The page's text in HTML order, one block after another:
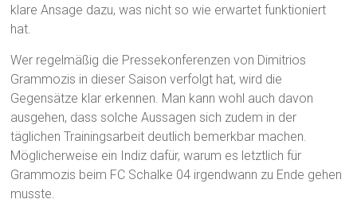
klare Ansage dazu, was nicht so wie erwartet funktioniert
hat.
Wer regelmäßig die Pressekonferenzen von Dimitrios
Grammozis in dieser Saison verfolgt hat, wird die
Gegensätze klar erkennen. Man kann wohl auch davon
ausgehen, dass solche Aussagen sich zudem in der
täglichen Trainingsarbeit deutlich bemerkbar machen.
Möglicherweise ein Indiz dafür, warum es letztlich für
Grammozis beim FC Schalke 04 irgendwann zu Ende gehen
musste.